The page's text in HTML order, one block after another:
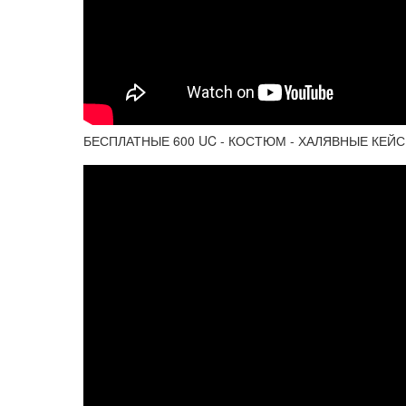
БЕСПЛАТНЫЕ 600 UC - КОСТЮМ - ХАЛЯВНЫЕ